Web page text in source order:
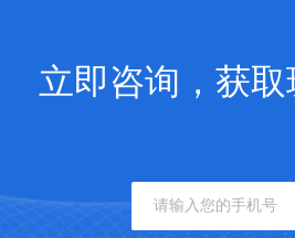
立即咨询，获